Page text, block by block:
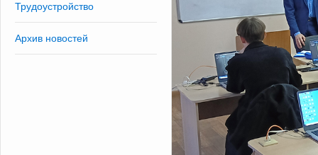
Трудоустройство
Архив новостей